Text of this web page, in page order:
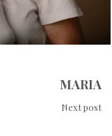
MARIA
Next post